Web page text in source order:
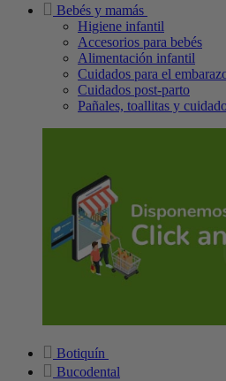
Bebés y mamás
Higiene infantil
Accesorios para bebés
Alimentación infantil
Cuidados para el
Cuidados post-parto
Pañales, toallitas y
Botiquín
Bucodental